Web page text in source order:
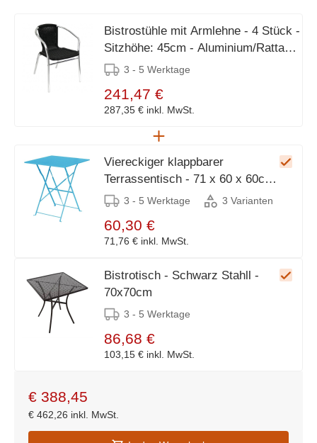
Bistrostühle mit Armlehne - 4 Stück -
Sitzhöhe: 45cm - Aluminium/Rattan -
Schwarz
3 - 5 Werktage
241,47 €
287,35 € inkl. MwSt.
Viereckiger klappbarer
Terrassentisch - 71 x 60 x 60cm
- Stahl - Erhältlich in 3 Farben
3 - 5 Werktage 3 Varianten
60,30 €
71,76 € inkl. MwSt.
Bistrotisch - Schwarz Stahll -
70x70cm
3 - 5 Werktage
86,68 €
103,15 € inkl. MwSt.
€ 388,45
€ 462,26 inkl. MwSt.